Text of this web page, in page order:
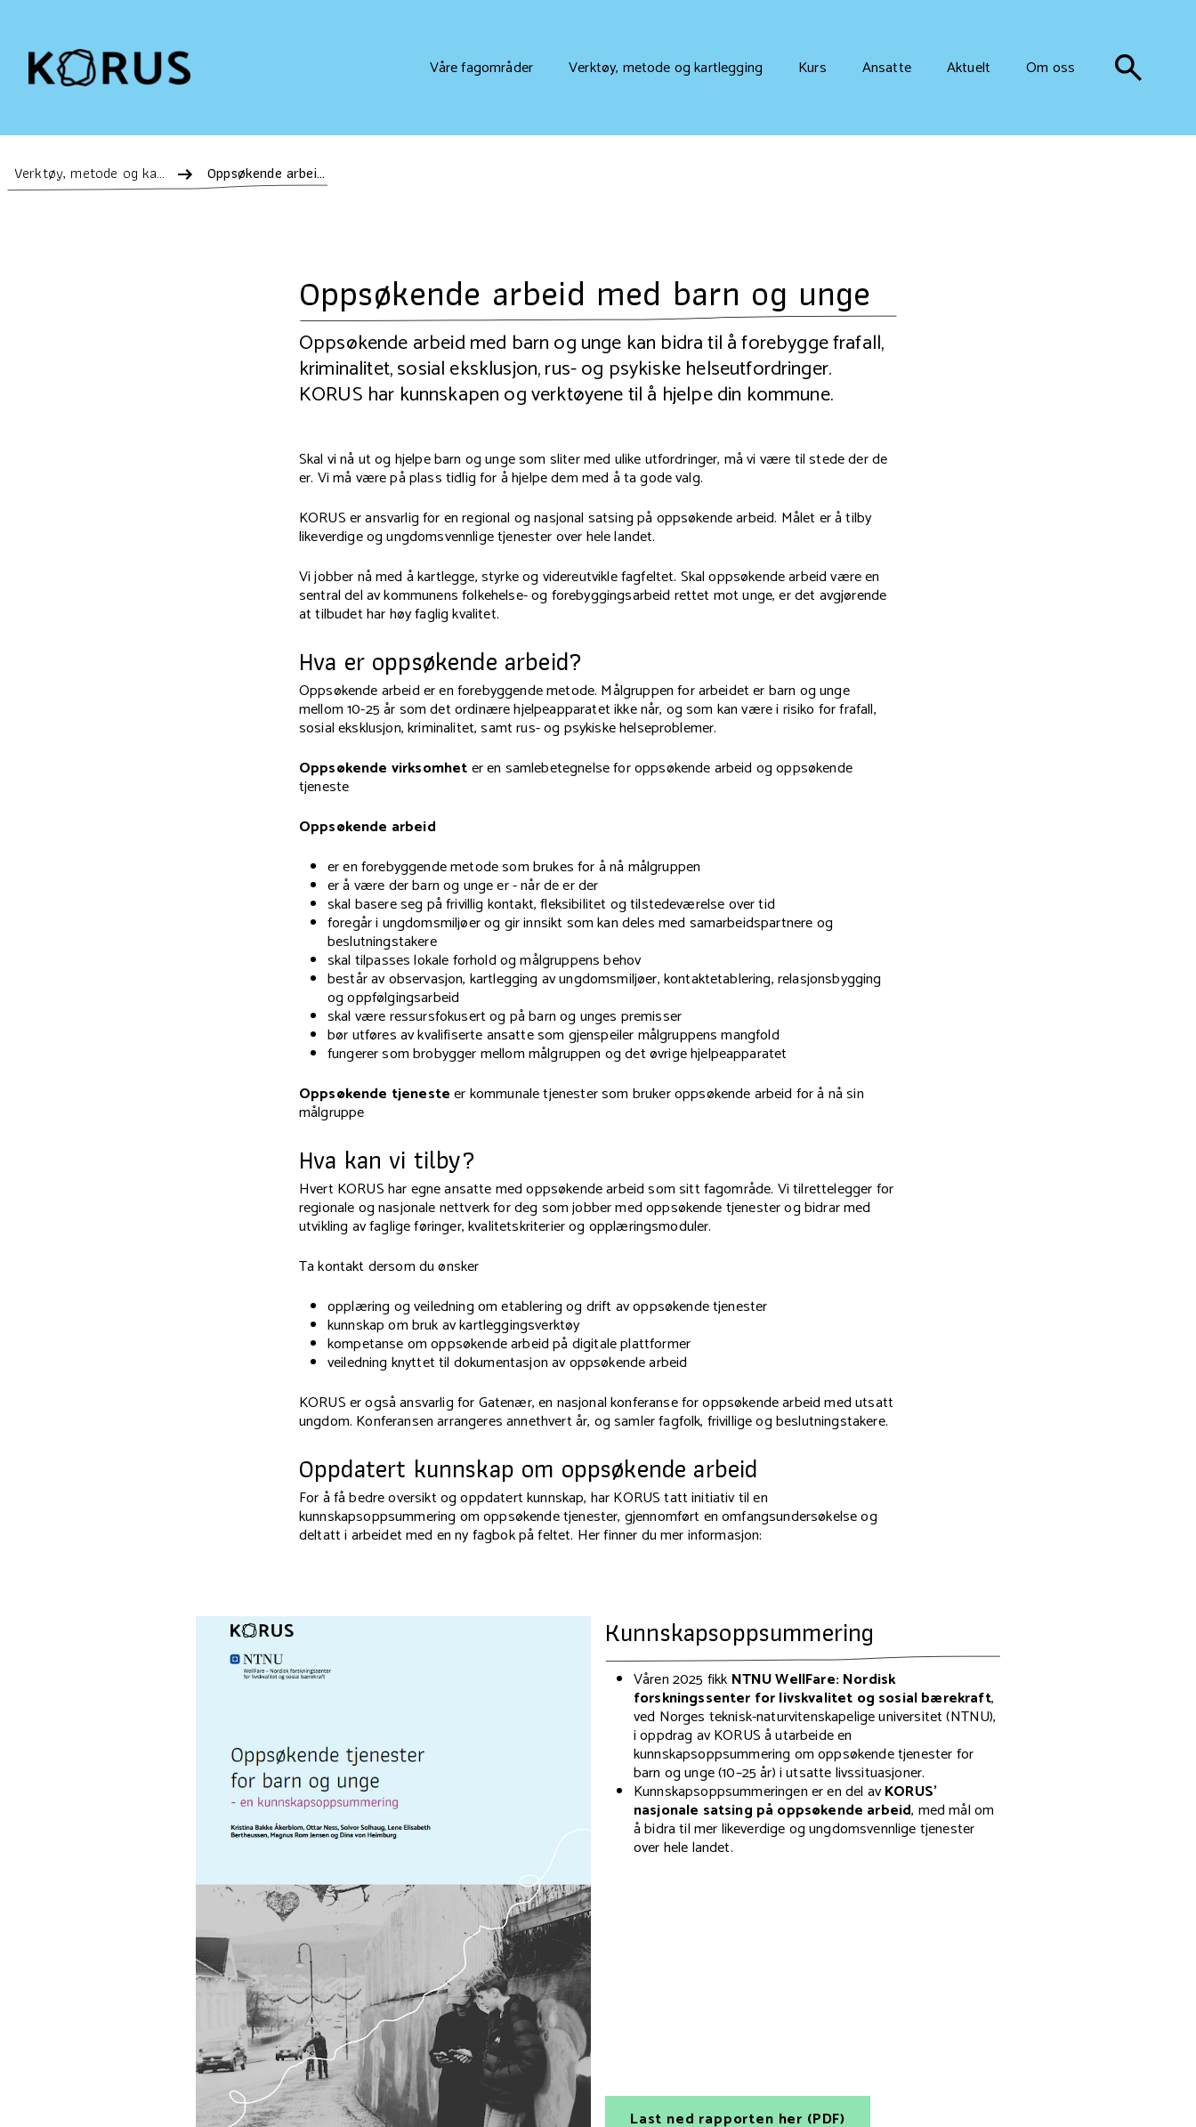
Våre fagområder Verktøy, metode og kartlegging Kurs Ansatte Aktuelt Om oss
Verktøy, metode og kartlegging Oppsøkende arbeid med barn og unge
Oppsøkende arbeid med barn og unge
Oppsøkende arbeid med barn og unge kan bidra til å forebygge frafall,
kriminalitet, sosial eksklusjon, rus- og psykiske helseutfordringer.
KORUS har kunnskapen og verktøyene til å hjelpe din kommune.
Skal vi nå ut og hjelpe barn og unge som sliter med ulike utfordringer, må vi være til stede der de
er. Vi må være på plass tidlig for å hjelpe dem med å ta gode valg.
KORUS er ansvarlig for en regional og nasjonal satsing på oppsøkende arbeid. Målet er å tilby
likeverdige og ungdomsvennlige tjenester over hele landet.
Vi jobber nå med å kartlegge, styrke og videreutvikle fagfeltet. Skal oppsøkende arbeid være en
sentral del av kommunens folkehelse- og forebyggingsarbeid rettet mot unge, er det avgjørende
at tilbudet har høy faglig kvalitet.
Hva er oppsøkende arbeid?
Oppsøkende arbeid er en forebyggende metode. Målgruppen for arbeidet er barn og unge
mellom 10-25 år som det ordinære hjelpeapparatet ikke når, og som kan være i risiko for frafall,
sosial eksklusjon, kriminalitet, samt rus- og psykiske helseproblemer.
Oppsøkende virksomheter en samlebetegnelse for oppsøkende arbeid og oppsøkende
tjeneste
Oppsøkende arbeid
er en forebyggende metode som brukes for å nå målgruppen
er å være der barn og unge er - når de er der
skal basere seg på frivillig kontakt, fleksibilitet og tilstedeværelse over tid
foregår i ungdomsmiljøer og gir innsikt som kan deles med samarbeidspartnere og
beslutningstakere
skal tilpasses lokale forhold og målgruppens behov
består av observasjon, kartlegging av ungdomsmiljøer, kontaktetablering, relasjonsbygging
og oppfølgingsarbeid
skal være ressursfokusert og på barn og unges premisser
bør utføres av kvalifiserte ansatte som gjenspeiler målgruppens mangfold
fungerer som brobygger mellom målgruppen og det øvrige hjelpeapparatet
Oppsøkende tjenesteer kommunale tjenester som bruker oppsøkende arbeid for å nå sin
målgruppe
Hva kan vi tilby?
Hvert KORUS har egne ansatte med oppsøkende arbeid som sitt fagområde. Vi tilrettelegger for
regionale og nasjonale nettverk for deg som jobber med oppsøkende tjenester og bidrar med
utvikling av faglige føringer, kvalitetskriterier og opplæringsmoduler.
Ta kontakt dersom du ønsker
opplæring og veiledning om etablering og drift av oppsøkende tjenester
kunnskap om bruk av kartleggingsverktøy
kompetanse om oppsøkende arbeid på digitale plattformer
veiledning knyttet til dokumentasjon av oppsøkende arbeid
KORUS er også ansvarlig for Gatenær, en nasjonal konferanse for oppsøkende arbeid med utsatt
ungdom. Konferansen arrangeres annethvert år, og samler fagfolk, frivillige og beslutningstakere.
Oppdatert kunnskap om oppsøkende arbeid
For å få bedre oversikt og oppdatert kunnskap, har KORUS tatt initiativ til en
kunnskapsoppsummering om oppsøkende tjenester, gjennomført en omfangsundersøkelse og
deltatt i arbeidet med en ny fagbok på feltet. Her finner du mer informasjon:
Kunnskapsoppsummering
Våren 2025 fikk NTNU WellFare: Nordisk
forskningssenter for livskvalitet og sosial bærekraft,
ved Norges teknisk-naturvitenskapelige universitet (NTNU),
i oppdrag av KORUS å utarbeide en
kunnskapsoppsummering om oppsøkende tjenester for
barn og unge (10–25 år) i utsatte livssituasjoner.
Kunnskapsoppsummeringen er en del avKORUS'
nasjonale satsing på oppsøkende arbeid, med mål om
å bidra til mer likeverdige og ungdomsvennlige tjenester
over hele landet.
Last ned rapporten her (PDF)